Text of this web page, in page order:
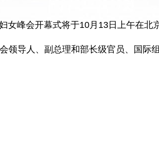
峰会开幕式将于10月13日上午在北
领导人、副总理和部长级官员、国际